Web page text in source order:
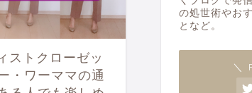
ストクローゼッ
・ワーママの通
の処世術やお
となど。
＼